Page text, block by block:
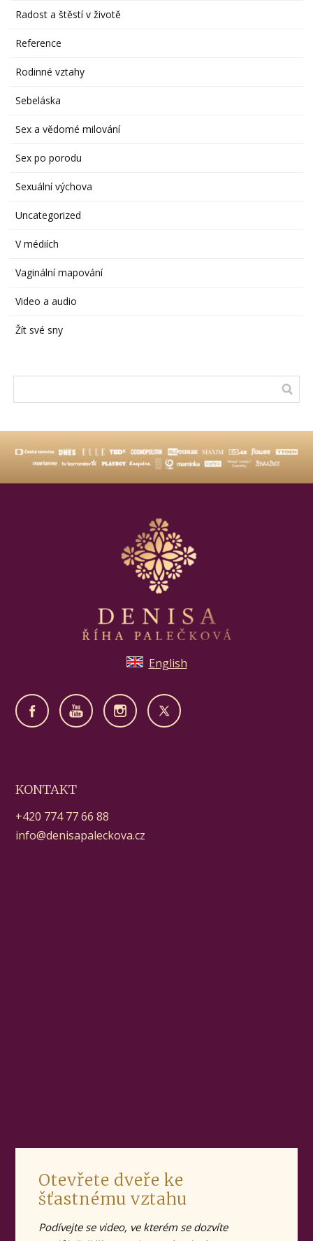
Radost a štěstí v životě
Reference
Rodinné vztahy
Sebeláska
Sex a vědomé milování
Sex po porodu
Sexuální výchova
Uncategorized
V médiích
Vaginální mapování
Video a audio
Žít své sny
English
KONTAKT
+420 774 77 66 88
info@denisapaleckova.cz
Otevřete dveře ke
šťastnému vztahu
Podívejte se video, ve kterém se dozvíte